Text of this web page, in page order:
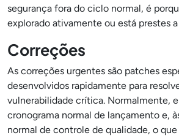
segurança fora do ciclo normal, é
explorado ativamente ou está prestes a
Correções
As correções urgentes são patches
desenvolvidos rapidamente para
vulnerabilidade crítica. Normalmente,
cronograma normal de lançamento e,
normal de controle de qualidade, o